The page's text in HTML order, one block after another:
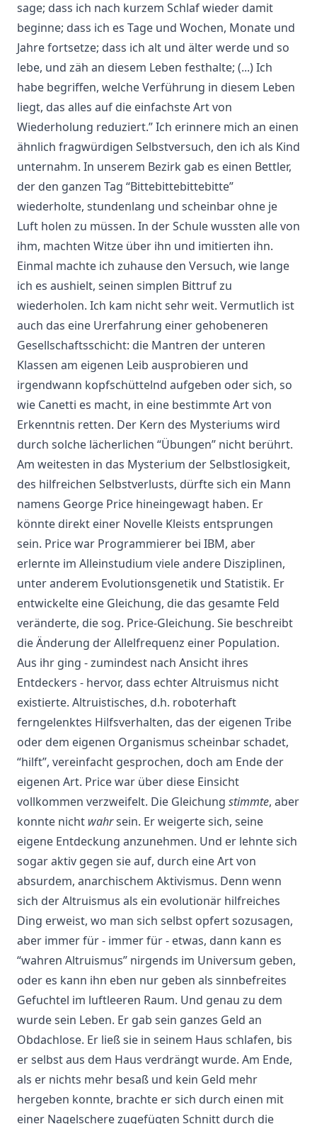
sage; dass ich nach kurzem Schlaf wieder damit
beginne; dass ich es Tage und Wochen, Monate und
Jahre fortsetze; dass ich alt und älter werde und so
lebe, und zäh an diesem Leben festhalte; (...) Ich
habe begriffen, welche Verführung in diesem Leben
liegt, das alles auf die einfachste Art von
Wiederholung reduziert.” Ich erinnere mich an einen
ähnlich fragwürdigen Selbstversuch, den ich als Kind
unternahm. In unserem Bezirk gab es einen Bettler,
der den ganzen Tag “Bittebittebittebitte”
wiederholte, stundenlang und scheinbar ohne je
Luft holen zu müssen. In der Schule wussten alle von
ihm, machten Witze über ihn und imitierten ihn.
Einmal machte ich zuhause den Versuch, wie lange
ich es aushielt, seinen simplen Bittruf zu
wiederholen. Ich kam nicht sehr weit. Vermutlich ist
auch das eine Urerfahrung einer gehobeneren
Gesellschaftsschicht: die Mantren der unteren
Klassen am eigenen Leib ausprobieren und
irgendwann kopfschüttelnd aufgeben oder sich, so
wie Canetti es macht, in eine bestimmte Art von
Erkenntnis retten. Der Kern des Mysteriums wird
durch solche lächerlichen “Übungen” nicht berührt.
Am weitesten in das Mysterium der Selbstlosigkeit,
des hilfreichen Selbstverlusts, dürfte sich ein Mann
namens George Price hineingewagt haben. Er
könnte direkt einer Novelle Kleists entsprungen
sein. Price war Programmierer bei IBM, aber
erlernte im Alleinstudium viele andere Disziplinen,
unter anderem Evolutionsgenetik und Statistik. Er
entwickelte eine Gleichung, die das gesamte Feld
veränderte, die sog. Price-Gleichung. Sie beschreibt
die Änderung der Allelfrequenz einer Population.
Aus ihr ging - zumindest nach Ansicht ihres
Entdeckers - hervor, dass echter Altruismus nicht
existierte. Altruistisches, d.h. roboterhaft
ferngelenktes Hilfsverhalten, das der eigenen Tribe
oder dem eigenen Organismus scheinbar schadet,
“hilft”, vereinfacht gesprochen, doch am Ende der
eigenen Art. Price war über diese Einsicht
vollkommen verzweifelt. Die Gleichung stimmte, aber
konnte nicht wahrsein. Er weigerte sich, seine
eigene Entdeckung anzunehmen. Und er lehnte sich
sogar aktiv gegen sie auf, durch eine Art von
absurdem, anarchischem Aktivismus. Denn wenn
sich der Altruismus als ein evolutionär hilfreiches
Ding erweist, wo man sich selbst opfert sozusagen,
aber immer für - immer für - etwas, dann kann es
“wahren Altruismus” nirgends im Universum geben,
oder es kann ihn eben nur geben als sinnbefreites
Gefuchtel im luftleeren Raum. Und genau zu dem
wurde sein Leben. Er gab sein ganzes Geld an
Obdachlose. Er ließ sie in seinem Haus schlafen, bis
er selbst aus dem Haus verdrängt wurde. Am Ende,
als er nichts mehr besaß und kein Geld mehr
hergeben konnte, brachte er sich durch einen mit
einer Nagelschere zugefügten Schnitt durch die